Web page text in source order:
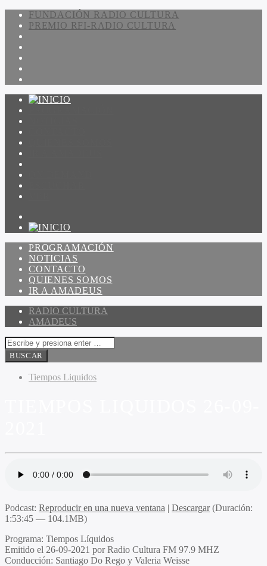
FUNDACIÓN RADIO CULTURA
PREMIO RFI-RADIO CULTURA
PROGRAMACIÓN
NOTICIAS
CONTACTO
QUIENES SOMOS
IR A AMADEUS
RADIO CULTURA
AMADEUS
Tiempos Liquidos
Podcast: Reproducir en una nueva ventana | Descargar(Duración:
1:53:45 — 104.1MB)
Programa: Tiempos Líquidos
Emitido el 26-09-2021 por Radio Cultura FM 97.9 MHZ
Conducción: Santiago Do Rego y Valeria Weisse